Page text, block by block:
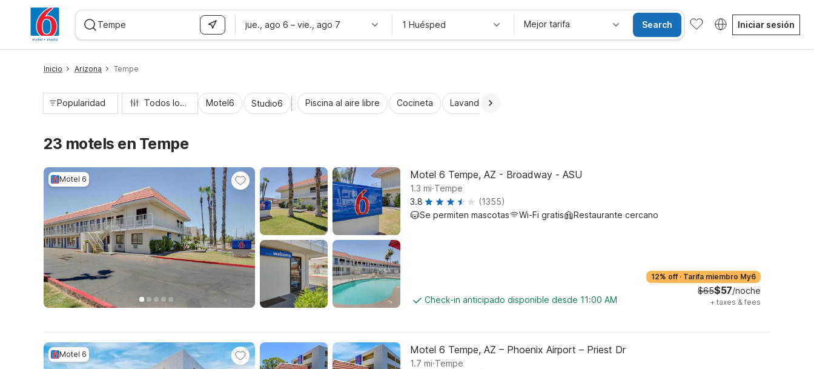
jue., ago 6 – vie., ago 7 1 Huésped Mejor tarifa Search Iniciar sesión
Inicio Arizona Tempe
Popularidad Todos los filtros Motel6 Studio6 Piscina al aire libre Cocineta Lavandería automática
23 motels en Tempe
Motel 6 Motel 6 Tempe, AZ - Broadway - ASU
1.3 mi.Tempe
3.8
(1355)
Se permiten mascotas
Wi-Fi gratis Restaurante cercano
Check-in anticipado disponible desde 11:00 AM
12% off · Tarifa miembro My6
$65$57/noche
+ taxes & fees
Motel 6 Motel 6 Tempe, AZ – Phoenix Airport – Priest Dr
1.7 mi.Tempe